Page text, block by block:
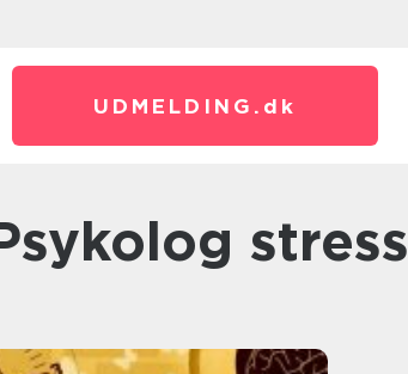
UDMELDING. dk
psykolog stress